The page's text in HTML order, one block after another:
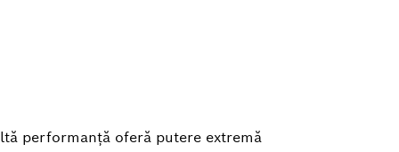
performanţă oferă putere extremă